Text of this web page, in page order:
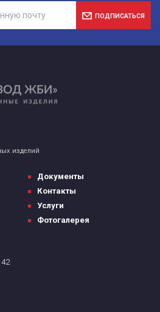
ПОДПИСАТЬСЯ
изделий
Документы
Контакты
Услуги
Фотогалерея